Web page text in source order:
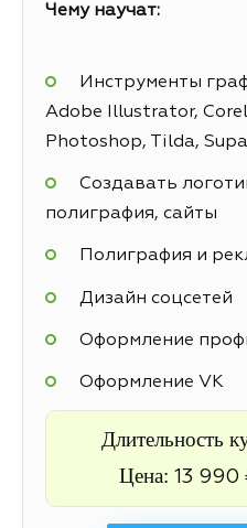
Чему научат:
Инструменты
Adobe Illustrator,
Photoshop, Tilda, Supa
Создавать
полиграфия, сайты
Полиграфия и
Дизайн соцсетей
Оформление
Оформление VK
Длительность
Цена: 13